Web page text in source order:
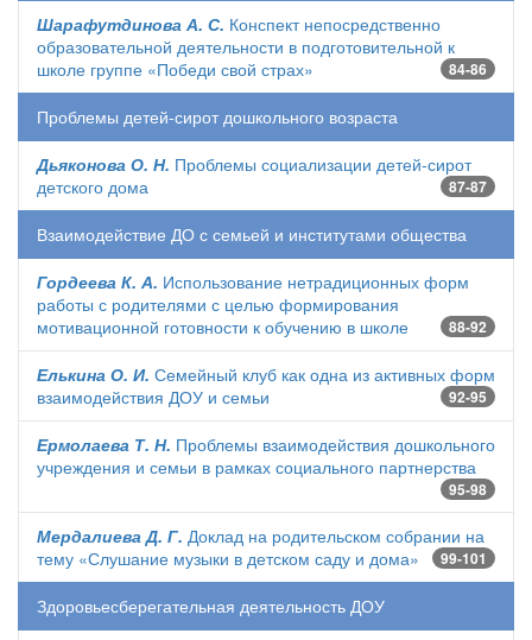
Шарафутдинова А. С. Конспект непосредственно
образовательной деятельности в подготовительной к
школе группе «Победи свой страх»
84-86
Проблемы детей-сирот дошкольного возраста
Дьяконова О. Н. Проблемы социализации детей-сирот
детского дома
87-87
Взаимодействие ДО с семьей и институтами общества
Гордеева К. А. Использование нетрадиционных форм
работы с родителями с целью формирования
мотивационной готовности к обучению в школе
88-92
Елькина О. И. Семейный клуб как одна из активных форм
взаимодействия ДОУ и семьи
92-95
Ермолаева Т. Н. Проблемы взаимодействия дошкольного
учреждения и семьи в рамках социального партнерства
95-98
Мердалиева Д. Г. Доклад на родительском собрании на
тему «Слушание музыки в детском саду и дома»
99-101
Здоровьесберегательная деятельность ДОУ